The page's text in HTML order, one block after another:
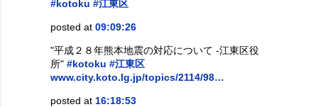
#kotoku #江東区
posted at 09:09:26
"平成２８年熊本地震の対応について -江東区役
所" #kotoku #江東区
www.city.koto.lg.jp/topics/2114/98…
posted at 16:18:53